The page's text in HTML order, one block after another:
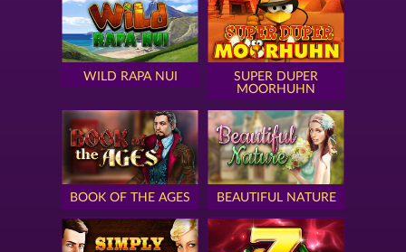
WILD RAPA NUI
SUPER DUPER
MOORHUHN
BOOK OF THE AGES BEAUTIFUL NATURE